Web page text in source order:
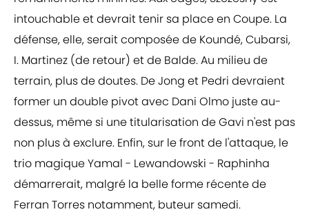
intouchable et devrait tenir sa place en Coupe. La
défense, elle, serait composée de Koundé, Cubarsi,
I. Martinez (de retour) et de Balde. Au milieu de
terrain, plus de doutes. De Jong et Pedri devraient
former un double pivot avec Dani Olmo juste au-
dessus, même si une titularisation de Gavi n'est pas
non plus à exclure. Enfin, sur le front de l'attaque, le
trio magique Yamal - Lewandowski - Raphinha
démarrerait, malgré la belle forme récente de
Ferran Torres notamment, buteur samedi.